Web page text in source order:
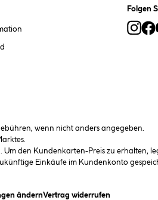
Folgen
wenn nicht anders angegeben.
den Kundenkarten-Preis zu erhalten,
Einkäufe im Kundenkonto
ändern(öffnet ein Dialogfeld)
Vertrag widerrufen